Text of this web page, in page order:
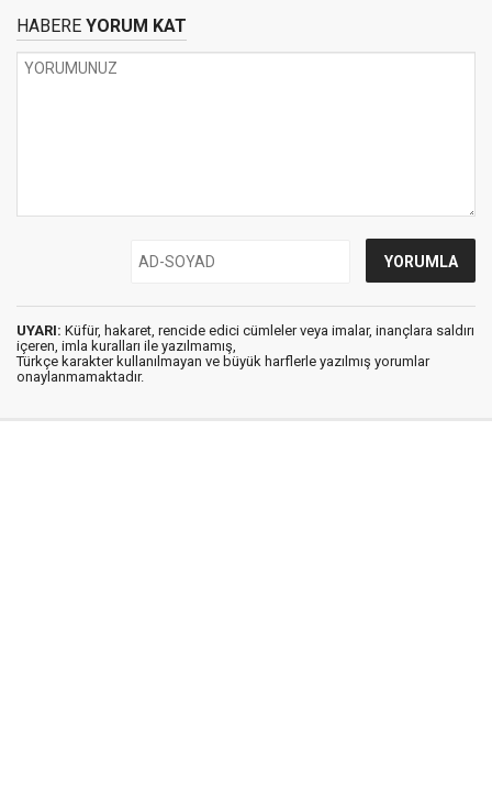
HABERE YORUM KAT
UYARI: Küfür, hakaret, rencide edici cümleler veya imalar, inançlara saldırı
içeren, imla kuralları ile yazılmamış,
Türkçe karakter kullanılmayan ve büyük harflerle yazılmış yorumlar
onaylanmamaktadır.